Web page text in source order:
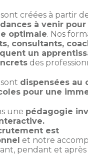
créées à partir
à venir
optimale. Nos
consultants,
un
des
dispensées au
pour une
une pédagogie
est
et notre
pendant et